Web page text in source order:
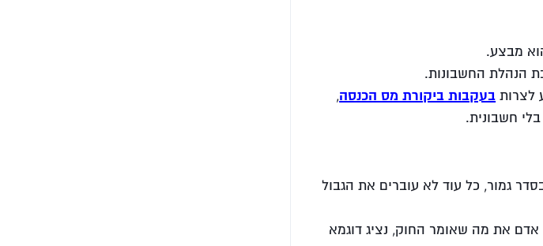
מבצע.
הנהלת החשבונות.
לצרות בעקבות ביקורת מס הכנסה,
חשבונית.
גמור, כל עוד לא עוברים את הגבול
אדם את מה שאומר החוק, נציג דוגמא